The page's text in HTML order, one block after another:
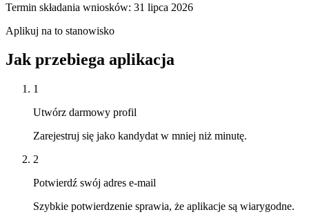
Termin składania wniosków: 31 lipca 2026
Aplikuj na to stanowisko
Jak przebiega aplikacja
1
Utwórz darmowy profil
Zarejestruj się jako kandydat w mniej niż minutę.
2
Potwierdź swój adres e-mail
Szybkie potwierdzenie sprawia, że aplikacje są wiarygodne.